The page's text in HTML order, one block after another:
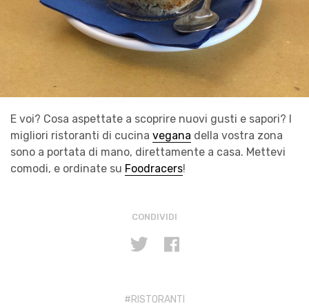
E voi? Cosa aspettate a scoprire nuovi gusti e sapori? I
migliori ristoranti di cucina vegana della vostra zona
sono a portata di mano, direttamente a casa. Mettevi
comodi, e ordinate su Foodracers!
CONDIVIDI
RISTORANTI